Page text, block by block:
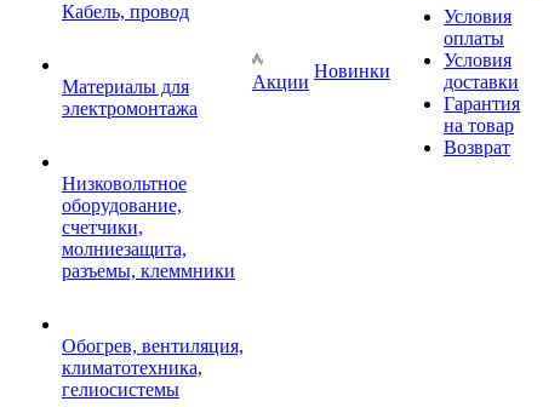
Кабель, провод
Материалы для
электромонтажа
Низковольтное
оборудование,
счетчики,
молниезащита,
разъемы, клеммники
Обогрев, вентиляция,
климатотехника,
гелиосистемы
Акции
Новинки
Условия
оплаты
Условия
доставки
Гарантия
на товар
Возврат